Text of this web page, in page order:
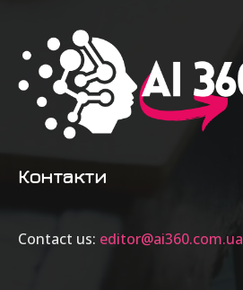
Контакти
Contact us: editor@ai360.com.ua